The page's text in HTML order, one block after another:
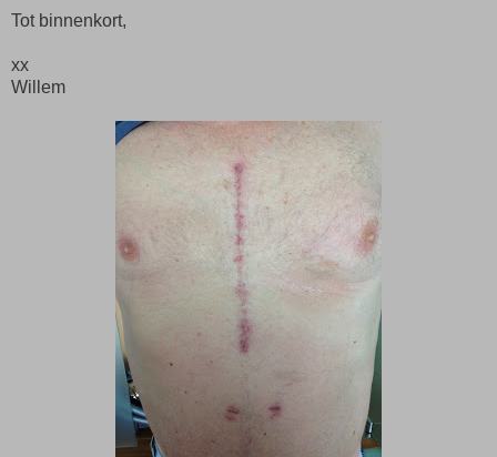
Tot binnenkort,
xx
Willem